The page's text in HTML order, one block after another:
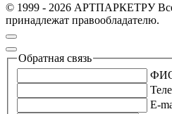
© 1999 - 2026 АРТПАРКЕТРУ
принадлежат правообладателю.
Обратная связь
E-